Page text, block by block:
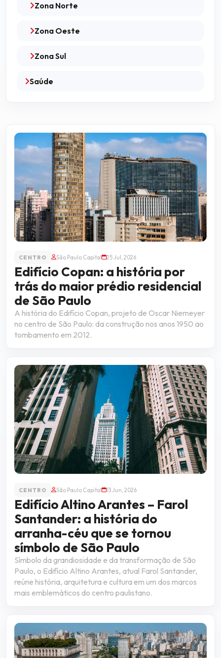
Zona Norte
Zona Oeste
Zona Sul
Saúde
CENTRO São Paulo Capital 25 Jul, 2026
Edifício Copan: a história por
trás do maior prédio residencial
de São Paulo
A história do Edifício Copan, projeto de Oscar Niemeyer
no centro de São Paulo: da construção nos anos 1950 ao
tombamento em 2012.
CENTRO São Paulo Capital 13 Jun, 2026
Edifício Altino Arantes – Farol
Santander: a história do
arranha-céu que se tornou
símbolo de São Paulo
Símbolo da grandiosidade e da transformação de São
Paulo, o Edifício Altino Arantes, atual Farol Santander,
reúne história, arquitetura e cultura em um dos marcos
mais emblemáticos do centro paulistano.